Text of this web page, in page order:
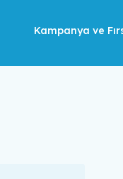
Kampanya ve